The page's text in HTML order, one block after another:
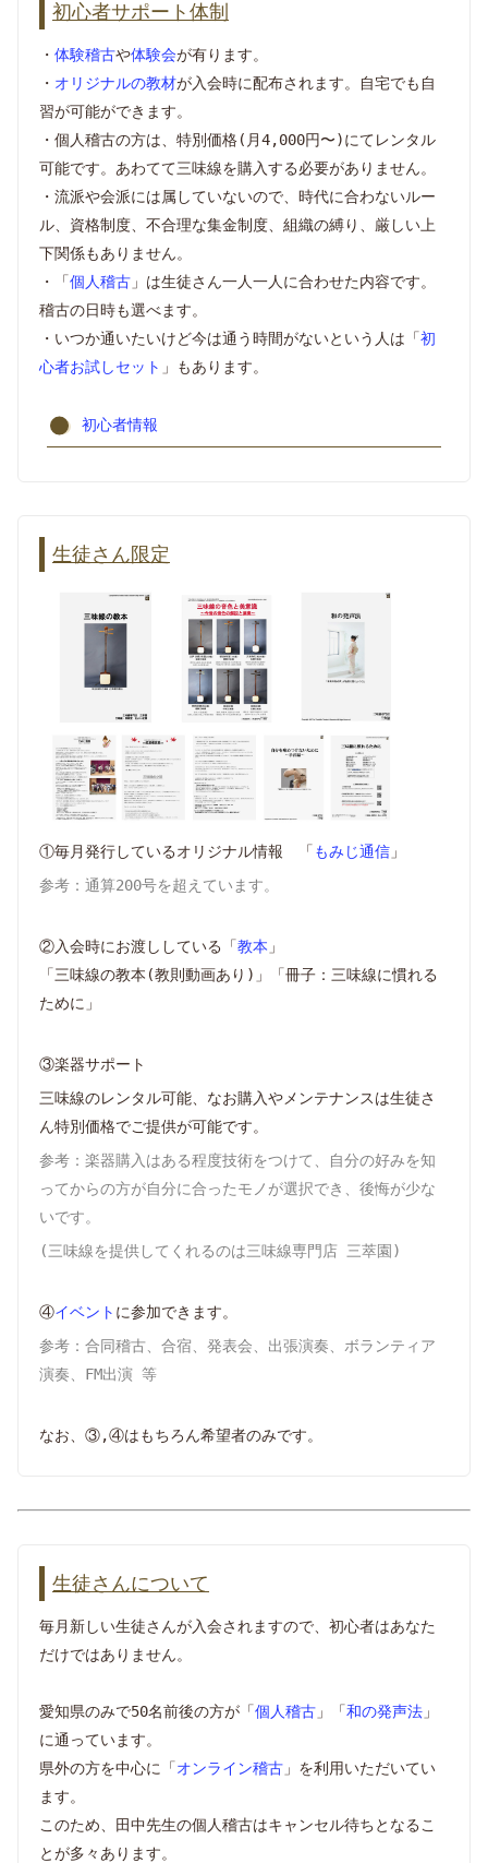
初心者サポート体制
・ 体験稽古や体験会が有ります。
・ オリジナルの教材が入会時に配布されます。自宅でも自
習が可能ができます。
・個人稽古の方は、特別価格(月4,000円〜)にてレンタル
可能です。あわてて三味線を購入する必要がありません。
・流派や会派には属していないので、時代に合わないルー
ル、資格制度、不合理な集金制度、組織の縛り、厳しい上
下関係もありません。
・「個人稽古 」は生徒さん一人一人に合わせた内容です。
稽古の日時も選べます。
・いつか通いたいけど今は通う時間がないという人は「初
心者お試しセット 」もあります。
初心者情報
生徒さん限定
①毎月発行しているオリジナル情報 「 もみじ通信 」
参考：通算200号を超えています。
②入会時にお渡ししている「教本 」
「三味線の教本(教則動画あり)」「冊子：三味線に慣れる
ために」
③楽器サポート
三味線のレンタル可能、なお購入やメンテナンスは生徒さ
ん特別価格でご提供が可能です。
参考：楽器購入はある程度技術をつけて、自分の好みを知
ってからの方が自分に合ったモノが選択でき、後悔が少な
いです。
(三味線を提供してくれるのは三味線専門店 三萃園)
④イベント に参加できます。
参考：合同稽古、合宿、発表会、出張演奏、ボランティア
演奏、FM出演 等
なお、③,④はもちろん希望者のみです。
生徒さんについて
毎月新しい生徒さんが入会されますので、初心者はあなた
だけではありません。
愛知県のみで50名前後の方が「個人稽古 」「和の発声法 」
に通っています。
県外の方を中心に「オンライン稽古 」を利用いただいてい
ます。
このため、田中先生の個人稽古はキャンセル待ちとなるこ
とが多々あります。